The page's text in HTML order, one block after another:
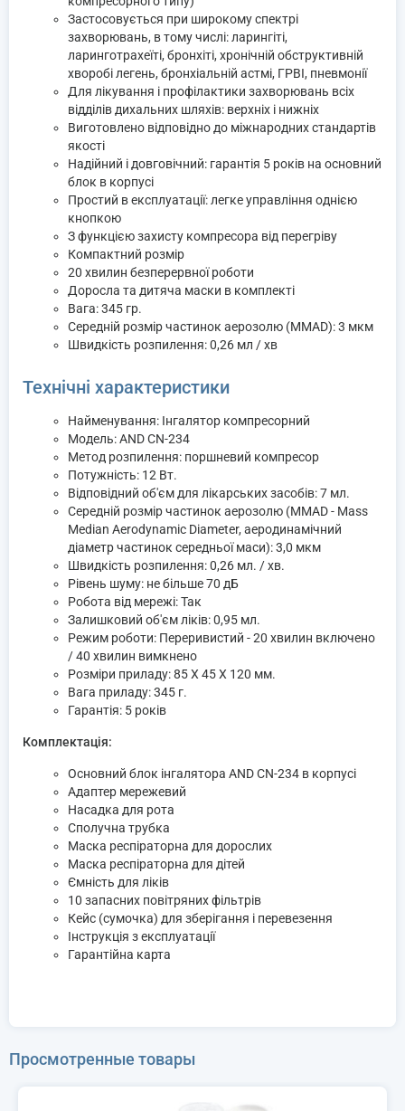
Застосовується при широкому спектрі
захворювань, в тому числі: ларингіті,
ларинготрахеїті, бронхіті, хронічній обструктивній
хворобі легень, бронхіальній астмі, ГРВІ, пневмонії
Для лікування і профілактики захворювань всіх
відділів дихальних шляхів: верхніх і нижніх
Виготовлено відповідно до міжнародних стандартів
якості
Надійний і довговічний: гарантія 5 років на основний
блок в корпусі
Простий в експлуатації: легке управління однією
кнопкою
З функцією захисту компресора від перегріву
Компактний розмір
20 хвилин безперервної роботи
Доросла та дитяча маски в комплекті
Вага: 345 гр.
Середній розмір частинок аерозолю (MMAD): 3 мкм
Швидкість розпилення: 0,26 мл / хв
Технічні характеристики
Найменування: Інгалятор компресорний
Модель: AND CN-234
Метод розпилення: поршневий компресор
Потужність: 12 Вт.
Відповідний об'єм для лікарських засобів: 7 мл.
Середній розмір частинок аерозолю (MMAD - Mass
Median Aerodynamic Diameter, аеродинамічний
діаметр частинок середньої маси): 3,0 мкм
Швидкість розпилення: 0,26 мл. / хв.
Рівень шуму: не більше 70 дБ
Робота від мережі: Так
Залишковий об'єм ліків: 0,95 мл.
Режим роботи: Переривистий - 20 хвилин включено
/ 40 хвилин вимкнено
Розміри приладу: 85 X 45 X 120 мм.
Вага приладу: 345 г.
Гарантія: 5 років
Комплектація:
Основний блок інгалятора AND CN-234 в корпусі
Адаптер мережевий
Насадка для рота
Сполучна трубка
Маска респіраторна для дорослих
Маска респіраторна для дітей
Ємність для ліків
10 запасних повітряних фільтрів
Кейс (сумочка) для зберігання і перевезення
Інструкція з експлуатації
Гарантійна карта
Просмотренные товары